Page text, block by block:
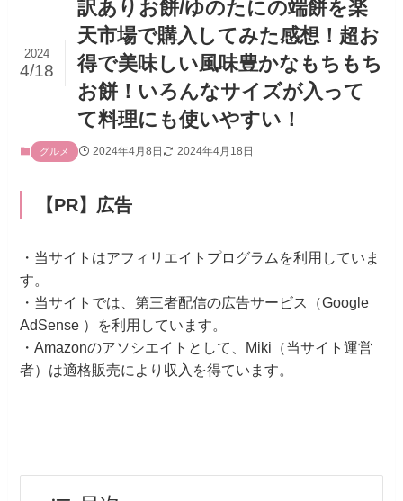
訳ありお餅/ゆのたにの端餅を楽
天市場で購入してみた感想！超お
得で美味しい風味豊かなもちもち
お餅！いろんなサイズが入って
て料理にも使いやすい！
2024
4/18
グルメ 2024年4月8日 2024年4月18日
【PR】広告
・当サイトはアフィリエイトプログラムを利用していま
す。
・当サイトでは、第三者配信の広告サービス（Google
AdSense ）を利用しています。
・Amazonのアソシエイトとして、Miki（当サイト運営
者）は適格販売により収入を得ています。